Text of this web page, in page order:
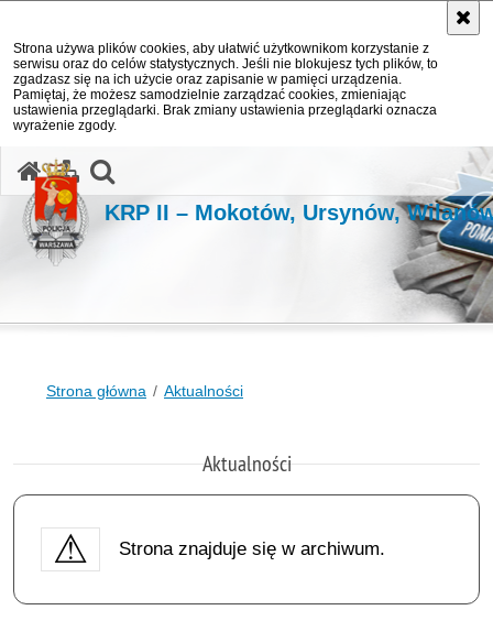
Strona używa plików cookies, aby ułatwić użytkownikom korzystanie z
serwisu oraz do celów statystycznych. Jeśli nie blokujesz tych plików, to
zgadzasz się na ich użycie oraz zapisanie w pamięci urządzenia.
Pamiętaj, że możesz samodzielnie zarządzać cookies, zmieniając
ustawienia przeglądarki. Brak zmiany ustawienia przeglądarki oznacza
wyrażenie zgody.
KRP II – Mokotów, Ursynów,
Strona główna Aktualności
Aktualności
Strona znajduje się w archiwum.